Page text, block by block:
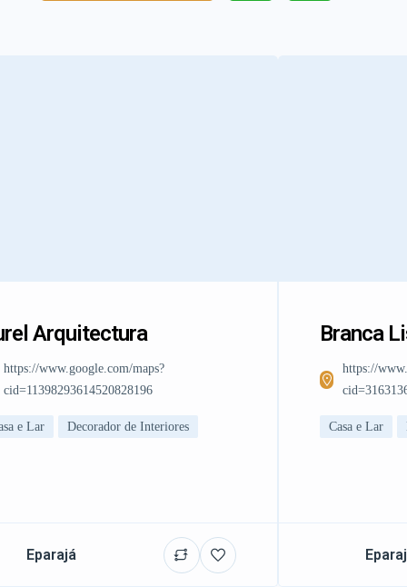
Arquitectura
https://www.google.com/maps?
cid=11398293614520828196
e Lar Decorador de Interiores
Eparajá
Branca
https://
Casa e Lar